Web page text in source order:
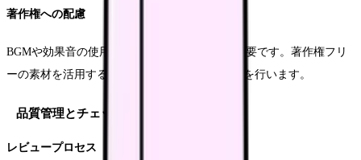
著作権への配慮
BGMや効果音の使用には、適切な権利処理が必要です。著作権フリ
ーの素材を活用するか、正規のライセンス取得を行います。
品質管理とチェック体制
レビュープロセス